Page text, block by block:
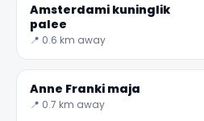
Amsterdami kuninglik
palee
📍 0.6 km away
Anne Franki maja
📍 0.7 km away